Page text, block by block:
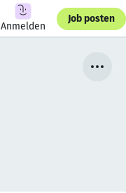
Anmelden
Job posten